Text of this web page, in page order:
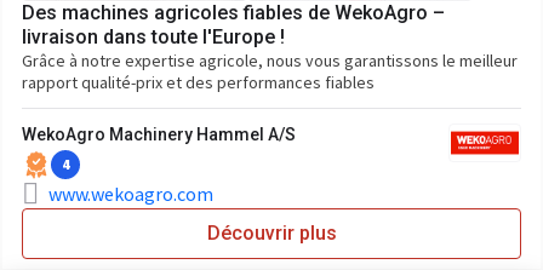
Des machines agricoles fiables de WekoAgro –
livraison dans toute l'Europe !
Grâce à notre expertise agricole, nous vous garantissons le meilleur
rapport qualité-prix et des performances fiables
WekoAgro Machinery Hammel A/S
4
www.wekoagro.com
Découvrir plus